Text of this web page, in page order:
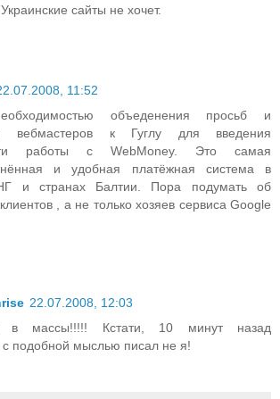
сайты не хочет.
11:52
объеденения просьб и
вебмастеров к Гуглу для введения
работы с WebMoney. Это самая
и удобная платёжная система в
и странах Балтии. Пора подумать об
, а не только хозяев сервиса Google
22.07.2008, 12:03
в массы!!!!! Кстати, 10 минут назад
подобной мыслью писал не я!